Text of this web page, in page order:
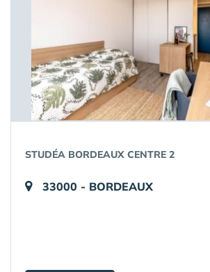
STUDÉA BORDEAUX CENTRE 2
33000 - BORDEAUX